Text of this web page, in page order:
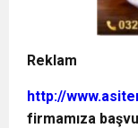
Reklam
http://
firmamıza